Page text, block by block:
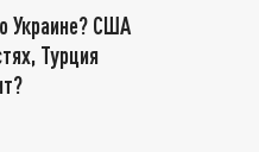
Украине? США
Турция